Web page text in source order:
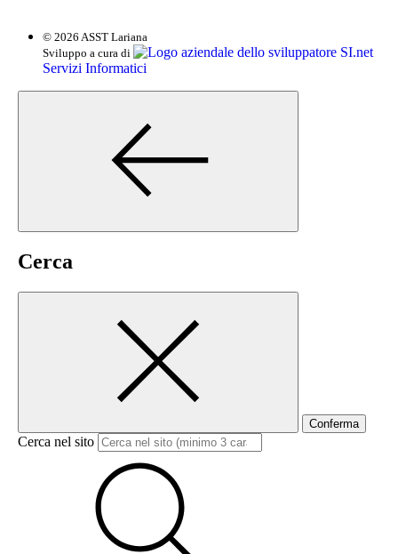
© 2026 ASST Lariana
Sviluppo a cura di
SI.net
Servizi Informatici
Cerca
Conferma
Cerca nel sito